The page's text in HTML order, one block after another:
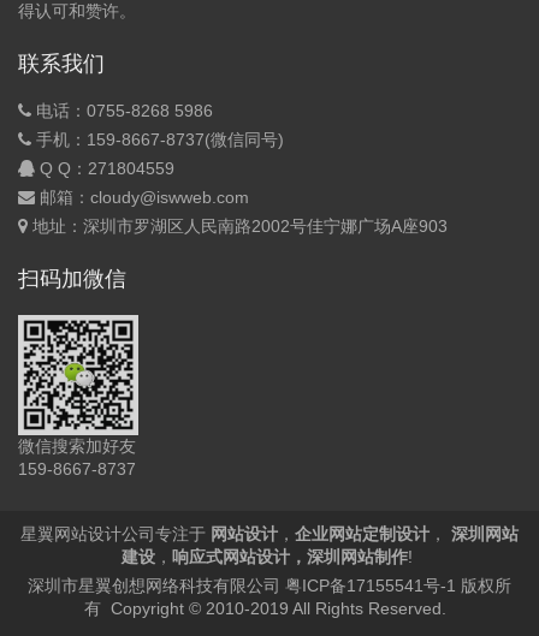
得认可和赞许。
联系我们
电话：0755-8268 5986
手机：159-8667-8737(微信同号)
Q Q： 271804559
邮箱：cloudy@iswweb.com
地址：深圳市罗湖区人民南路2002号佳宁娜广场A座903
扫码加微信
微信搜索加好友
159-8667-8737
星翼网站设计公司专注于 网站设计 ， 企业网站定制设计 ，
深圳网站
建设 ， 响应式网站设计 ， 深圳网站制作!
深圳市星翼创想网络科技有限公司 粤ICP备17155541号-1 版权所
有 Copyright © 2010-2019 All Rights Reserved.